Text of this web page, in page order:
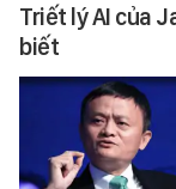
Triết lý AI của
biết